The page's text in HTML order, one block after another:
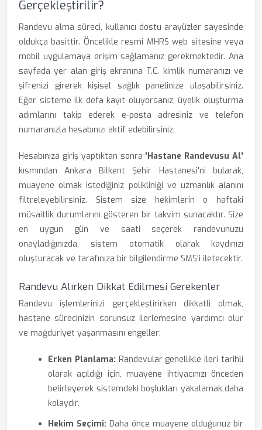
Gerçekleştirilir?
Randevu alma süreci, kullanıcı dostu arayüzler sayesinde
oldukça basittir. Öncelikle resmi MHRS web sitesine veya
mobil uygulamaya erişim sağlamanız gerekmektedir. Ana
sayfada yer alan giriş ekranına T.C. kimlik numaranızı ve
şifrenizi girerek kişisel sağlık panelinize ulaşabilirsiniz.
Eğer sisteme ilk defa kayıt oluyorsanız, üyelik oluşturma
adımlarını takip ederek e-posta adresiniz ve telefon
numaranızla hesabınızı aktif edebilirsiniz.
Hesabınıza giriş yaptıktan sonra 'Hastane Randevusu Al'
kısmından Ankara Bilkent Şehir Hastanesi'ni bularak,
muayene olmak istediğiniz polikliniği ve uzmanlık alanını
filtreleyebilirsiniz. Sistem size hekimlerin o haftaki
müsaitlik durumlarını gösteren bir takvim sunacaktır. Size
en uygun gün ve saati seçerek randevunuzu
onayladığınızda, sistem otomatik olarak kaydınızı
oluşturacak ve tarafınıza bir bilgilendirme SMS'i iletecektir.
Randevu Alırken Dikkat Edilmesi Gerekenler
Randevu işlemlerinizi gerçekleştirirken dikkatli olmak,
hastane sürecinizin sorunsuz ilerlemesine yardımcı olur
ve mağduriyet yaşanmasını engeller:
Erken Planlama: Randevular genellikle ileri tarihli
olarak açıldığı için, muayene ihtiyacınızı önceden
belirleyerek sistemdeki boşlukları yakalamak daha
kolaydır.
Hekim Seçimi: Daha önce muayene olduğunuz bir